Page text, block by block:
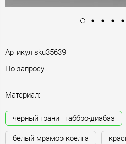
Артикул sku35639
По запросу
Материал:
черный гранит габбро-диабаз
белый мрамор коелга